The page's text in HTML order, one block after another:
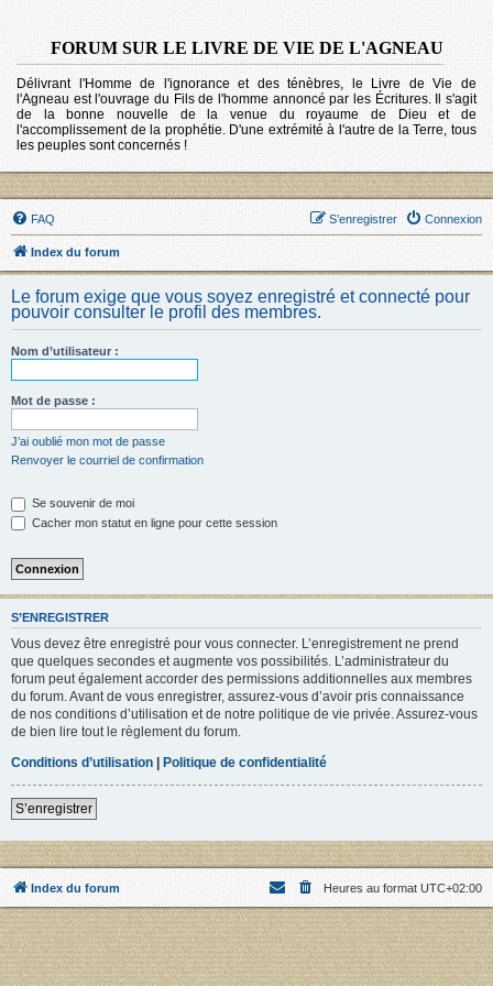
FORUM SUR LE LIVRE DE VIE DE L'AGNEAU
Délivrant l'Homme de l'ignorance et des ténèbres, le Livre de Vie de
l'Agneau est l'ouvrage du Fils de l'homme annoncé par les Écritures. Il s'agit
de la bonne nouvelle de la venue du royaume de Dieu et de
l'accomplissement de la prophétie. D'une extrémité à l'autre de la Terre, tous
les peuples sont concernés !
FAQ Connexion
S’enregistrer
Index du forum
Le forum exige que vous soyez enregistré et connecté pour
pouvoir consulter le profil des membres.
Nom d’utilisateur :
Mot de passe :
J’ai oublié mon mot de passe
Renvoyer le courriel de confirmation
Se souvenir de moi
Cacher mon statut en ligne pour cette session
S’ENREGISTRER
Vous devez être enregistré pour vous connecter. L’enregistrement ne prend
que quelques secondes et augmente vos possibilités. L’administrateur du
forum peut également accorder des permissions additionnelles aux membres
du forum. Avant de vous enregistrer, assurez-vous d’avoir pris connaissance
de nos conditions d’utilisation et de notre politique de vie privée. Assurez-vous
de bien lire tout le règlement du forum.
Conditions d’utilisation | Politique de confidentialité
S’enregistrer
Index du forum Heures au format UTC+02:00